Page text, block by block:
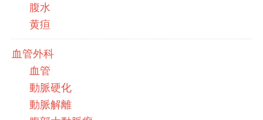
腹水
黄疸
血管外科
血管
動脈硬化
動脈解離